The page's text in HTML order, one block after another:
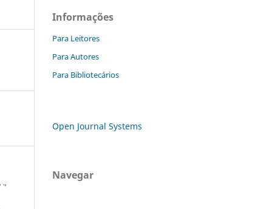
.,
Informações
Para Leitores
Para Autores
Para Bibliotecários
Open Journal Systems
Navegar